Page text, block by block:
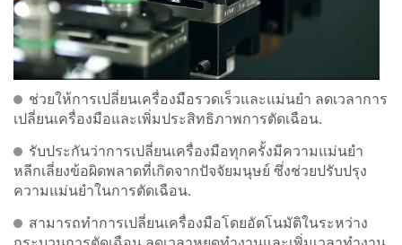
ช่วยให้การเปลี่ยนเครื่องมือรวดเร็วและแม่นยำ ลดเวลาการ
เปลี่ยนเครื่องมือและเพิ่มประสิทธิภาพการตัดเฉือน.
รับประกันว่าการเปลี่ยนเครื่องมือทุกครั้งมีความแม่นยำ
หลีกเลี่ยงข้อผิดพลาดที่เกิดจากปัจจัยมนุษย์ ซึ่งช่วยปรับปรุง
ความแม่นยำในการตัดเฉือน.
สามารถทำการเปลี่ยนเครื่องมือโดยอัตโนมัติในระหว่าง